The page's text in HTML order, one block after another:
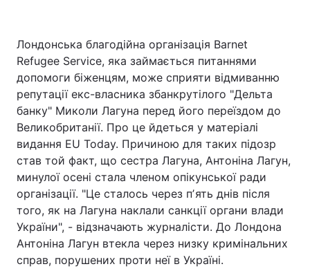
Лондонська благодійна організація Barnet
Refugee Service, яка займається питаннями
допомоги біженцям, може сприяти відмиванню
репутації екс-власника збанкрутілого "Дельта
банку" Миколи Лагуна перед його переїздом до
Великобританії. Про це йдеться у матеріалі
видання EU Today. Причиною для таких підозр
став той факт, що сестра Лагуна, Антоніна Лагун,
минулої осені стала членом опікунської ради
організації. "Це сталось через пʼять днів після
того, як на Лагуна наклали санкції органи влади
України", - відзначають журналісти. До Лондона
Антоніна Лагун втекла через низку кримінальних
справ, порушених проти неї в Україні.